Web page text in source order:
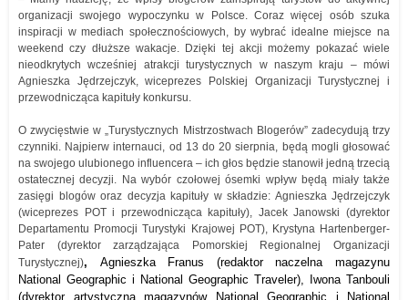
organizacji swojego wypoczynku w Polsce. Coraz więcej osób szuka
inspiracji w mediach społecznościowych, by wybrać idealne miejsce na
weekend czy dłuższe wakacje. Dzięki tej akcji możemy pokazać wiele
nieodkrytych wcześniej atrakcji turystycznych w naszym kraju – mówi
Agnieszka Jędrzejczyk, wiceprezes Polskiej Organizacji Turystycznej i
przewodnicząca kapituły konkursu.
O zwycięstwie w „Turystycznych Mistrzostwach Blogerów” zadecydują trzy
czynniki. Najpierw internauci, od 13 do 20 sierpnia, będą mogli głosować
na swojego ulubionego influencera – ich głos będzie stanowił jedną trzecią
ostatecznej decyzji. Na wybór czołowej ósemki wpływ będą miały także
zasięgi blogów oraz decyzja kapituły w składzie: Agnieszka Jędrzejczyk
(wiceprezes POT i przewodnicząca kapituły), Jacek Janowski (dyrektor
Departamentu Promocji Turystyki Krajowej POT), Krystyna Hartenberger-
Pater (dyrektor zarządzająca Pomorskiej Regionalnej Organizacji
Turystycznej), Agnieszka Franus (redaktor naczelna magazynu
National Geographic i National Geographic Traveler), Iwona Tanbouli
(dyrektor artystyczna magazynów National Geographic i National